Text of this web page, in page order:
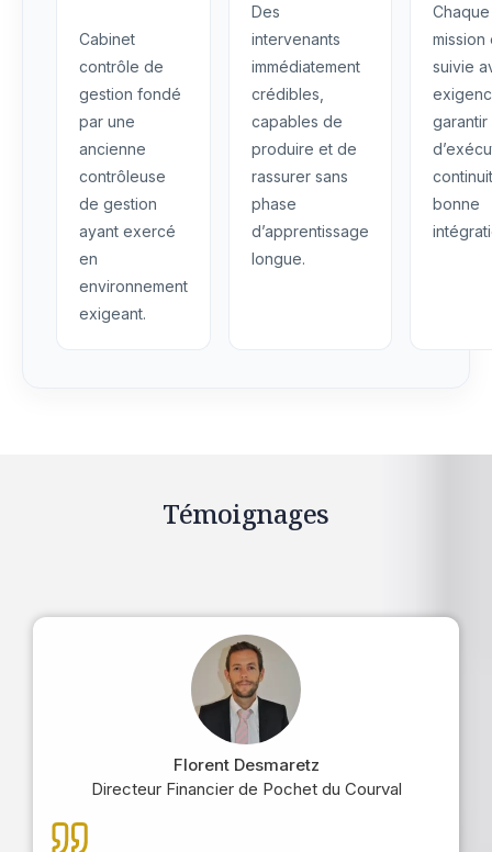
Cabinet
contrôle de
gestion fondé
par une
ancienne
contrôleuse
de gestion
ayant exercé
en
environnement
exigeant.
Des
intervenants
immédiatement
crédibles,
capables de
produire et de
rassurer sans
phase
d’apprentissage
longue.
Chaque
mission
suivie
garantir
bonne
Témoignages
Florent Desmaretz
Directeur Financier de Pochet du Courval